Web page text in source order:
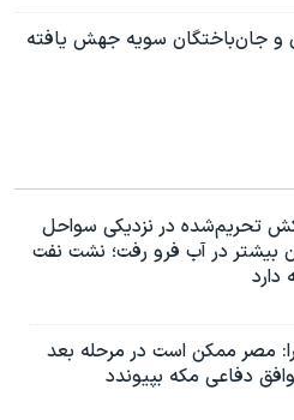
و جان‌باختگان سویه جهش یافته
تحریم‌شده در نزدیکی سواحل
بیشتر در آب فرو رفت؛ نشت نفت
دارد
مصر ممکن است در مرحله بعد
دفاعی مکه بپیوندد